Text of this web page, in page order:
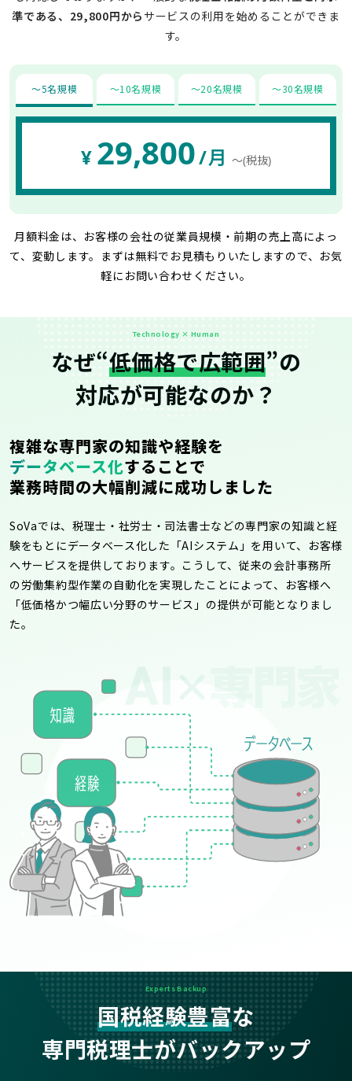
準である、29,800円から サービスの利用を始めることができま
す。
〜5名規模 〜10名規模 〜20名規模 〜30名規模
¥ 29,800/月 〜(税抜)
月額料金は、お客様の会社の従業員規模・前期の売上高によっ
て、変動します。 まずは無料でお見積もりいたしますので、お気
軽にお問い合わせください。
Technology × Human
なぜ“低価格で広範囲”の
対応が可能なのか？
複雑な専門家の知識や経験を
データベース化することで
業務時間の大幅削減に成功しました
SoVaでは、税理士・社労士・司法書士などの専門家の知識と経
験をもとにデータベース化した「AIシステム」を用いて、お客様
へサービスを提供しております。こうして、従来の会計事務所
の労働集約型作業の自動化を実現したことによって、お客様へ
「低価格かつ幅広い分野のサービス」の提供が可能となりまし
た。
Experts Backup
国税経験豊富な
専門税理士がバックアップ